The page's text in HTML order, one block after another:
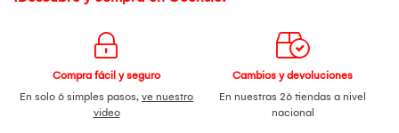
Compra fácil y seguro
En solo 6 simples pasos, ve nuestro
video
Cambios y devoluciones
En nuestras 26 tiendas a nivel
nacional